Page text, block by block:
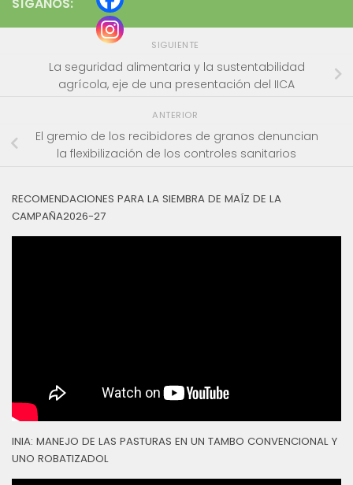
SIGUIENTE
La seguridad alimentaria y la sustentabilidad
agrícola, eje de una presentación del IICA
ANTERIOR
El gremio de los recibidores de granos denuncian
la flexibilización de los controles sanitarios
RECOMENDACIONES PARA LA SIEMBRA DE MAÍZ DE LA
CAMPAÑA2026-27
INIA: MANEJO DE LAS PASTURAS EN UN TAMBO CONVENCIONAL Y
UNO ROBATIZADOL